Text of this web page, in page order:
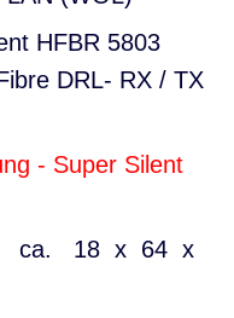
HFBR 5803
DRL- RX / TX
- Super Silent
18 x 64 x